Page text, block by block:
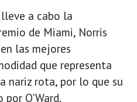
lleve a cabo la
de Miami, Norris
las mejores
que representa
nariz rota, por lo que su
por O'Ward.